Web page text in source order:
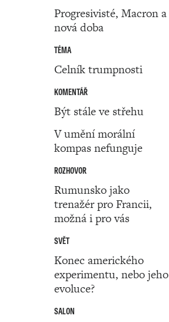
Progresivisté, Macron a
nová doba
TÉMA
Celník trumpnosti
KOMENTÁŘ
Být stále ve střehu
V umění morální
kompas nefunguje
ROZHOVOR
Rumunsko jako
trenažér pro Francii,
možná i pro vás
SVĚT
Konec amerického
experimentu, nebo jeho
evoluce?
SALON